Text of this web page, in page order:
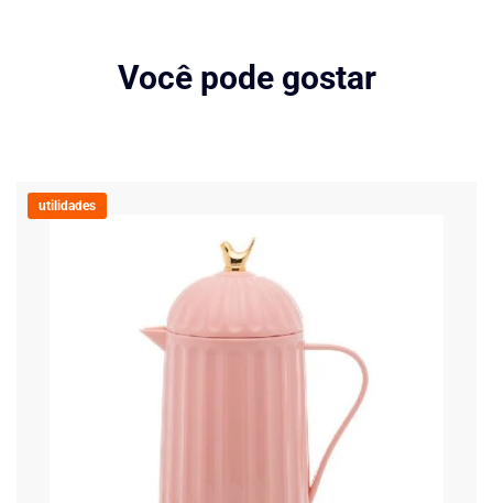
Você pode gostar
utilidades